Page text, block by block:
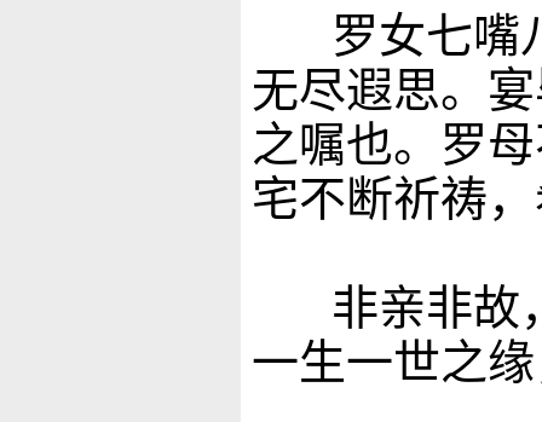
罗女七嘴
无尽遐思。
之嘱也。罗
宅不断祈祷
非亲非故
一生一世之